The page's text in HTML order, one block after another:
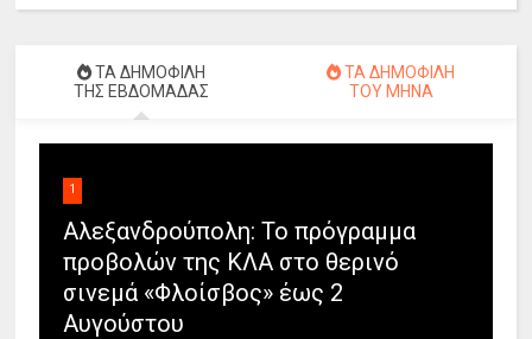
ΤΑ ΔΗΜΟΦΙΛΗ
ΤΗΣ ΕΒΔΟΜΑΔΑΣ
ΤΑ ΔΗΜΟΦΙΛΗ
ΤΟΥ ΜΗΝΑ
1
Αλεξανδρούπολη: Το πρόγραμμα
προβολών της ΚΛΑ στο θερινό
σινεμά «Φλοίσβος» έως 2
Αυγούστου